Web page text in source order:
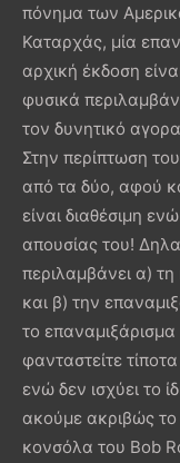
πόνημα των
Καταρχάς, μία
αρχική έκδοση
φυσικά
τον δυνητικό
Στην περίπτωση
από τα δύο, αφού
είναι διαθέσιμη
απουσίας του!
περιλαμβάνει α)
και β) την
το
φανταστείτε
ενώ δεν ισχύει το
ακούμε ακριβώς το
κονσόλα του Bob